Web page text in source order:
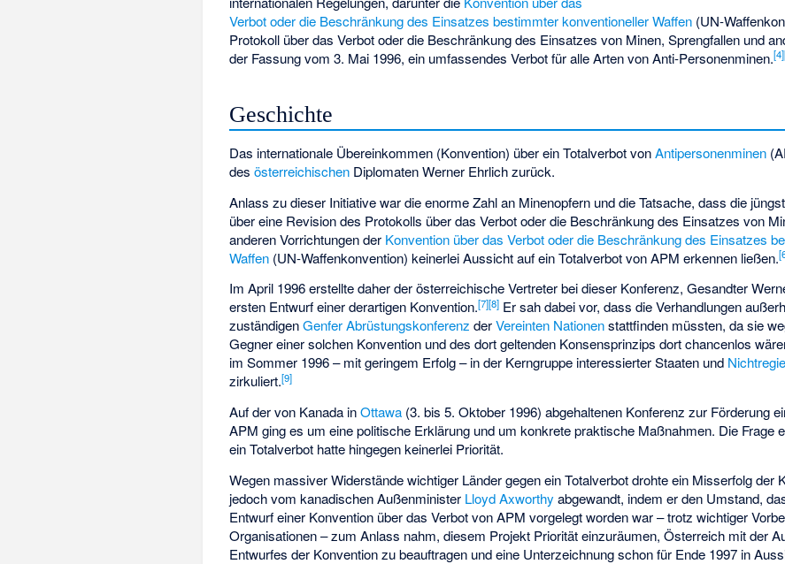
Verbot oder die Beschränkung des Einsatzes bestimmter konventioneller Waffen (UN-
Protokoll über das Verbot oder die Beschränkung des Einsatzes von Minen, Sprengfallen und
der Fassung vom 3. Mai 1996, ein umfassendes Verbot für alle Arten von Anti-Personenminen.[4]
Geschichte
Das internationale Übereinkommen (Konvention) über ein Totalverbot vonAntipersonenminen
desösterreichischen Diplomaten Werner Ehrlich zurück.
Anlass zu dieser Initiative war die enorme Zahl an Minenopfern und die Tatsache, dass die
über eine Revision des Protokolls über das Verbot oder die Beschränkung des Einsatzes von
anderen Vorrichtungen der Konvention über das Verbot oder die Beschränkung des Einsatzes
Waffen (UN-Waffenkonvention) keinerlei Aussicht auf ein Totalverbot von APM erkennen ließen.[
Im April 1996 erstellte daher der österreichische Vertreter bei dieser Konferenz, Gesandter
ersten Entwurf einer derartigen Konvention.[7][8] Er sah dabei vor, dass die Verhandlungen
zuständigenGenfer Abrüstungskonferenz derVereinten Nationenstattfinden müssten, da sie
Gegner einer solchen Konvention und des dort geltenden Konsensprinzips dort chancenlos
im Sommer 1996 – mit geringem Erfolg – in der Kerngruppe interessierter Staaten und
zirkuliert.[9]
Auf der von Kanada inOttawa (3. bis 5. Oktober 1996) abgehaltenen Konferenz zur Förderung
APM ging es um eine politische Erklärung und um konkrete praktische Maßnahmen. Die Frage
ein Totalverbot hatte hingegen keinerlei Priorität.
Wegen massiver Widerstände wichtiger Länder gegen ein Totalverbot drohte ein Misserfolg der
jedoch vom kanadischen Außenminister Lloyd Axworthy abgewandt, indem er den Umstand,
Entwurf einer Konvention über das Verbot von APM vorgelegt worden war – trotz wichtiger
Organisationen – zum Anlass nahm, diesem Projekt Priorität einzuräumen, Österreich mit der
Entwurfes der Konvention zu beauftragen und eine Unterzeichnung schon für Ende 1997 in